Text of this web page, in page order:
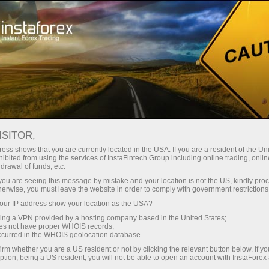
Pour les traders Conditions de trading MetaTrader 4
Téléchargement MT4
pour PC, IOS, Android :
meilleur terminal de
trading
Chaque client d'InstaForex a la possibilité de
choisir une plateforme qui répond davantage à
shows that you are currently located in the USA. If you are a resident of the
from using the services of InstaFintech Group including online trading,
of funds, etc.
are seeing this message by mistake and your location is not the US, kindly
you must leave the website in order to comply with government
IP address show your location as the USA?
a VPN provided by a hosting company based in the United States;
not have proper WHOIS records;
in the WHOIS geolocation database.
whether you are a US resident or not by clicking the relevant button below. If
being a US resident, you will not be able to open an account with InstaForex